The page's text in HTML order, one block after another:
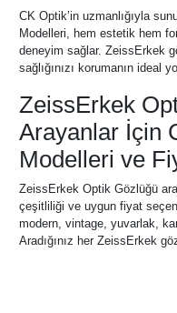
CK Optik’in uzmanlığıyla
Modelleri, hem estetik hem
deneyim sağlar. ZeissErkek
sağlığınızı korumanın ideal
ZeissErkek
Arayanlar İçin
Modelleri ve
ZeissErkek Optik Gözlüğü
çeşitliliği ve uygun fiyat
modern, vintage, yuvarlak,
Aradığınız her ZeissErkek